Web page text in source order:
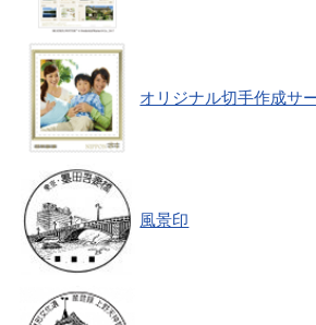
オリジナル切手作成サ
風景印